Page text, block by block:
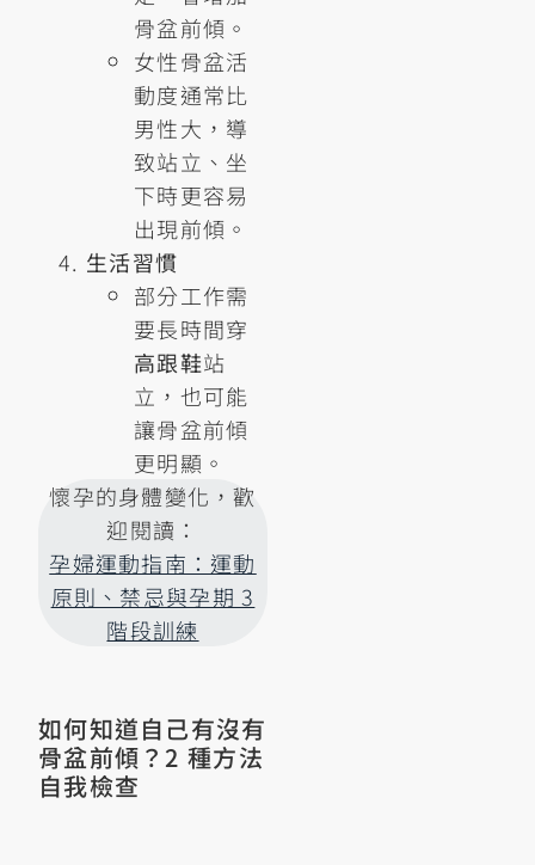
骨盆前傾。
女性骨盆活
動度通常比
男性大，導
致站立、坐
下時更容易
出現前傾。
生活習慣
部分工作需
要長時間穿
高跟鞋站
立，也可能
讓骨盆前傾
更明顯。
懷孕的身體變化，歡
迎閱讀：
孕婦運動指南：運動
原則、禁忌與孕期 3
階段訓練
如何知道自己有沒有
骨盆前傾？2 種方法
自我檢查